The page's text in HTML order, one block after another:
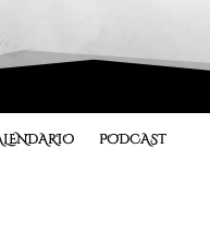
PODCAST